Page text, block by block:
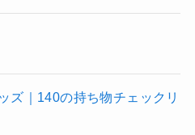
ズ｜140の持ち物チェックリ